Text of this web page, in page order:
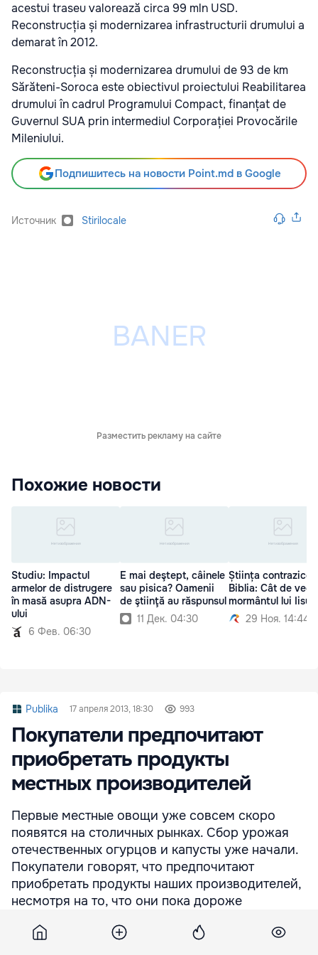
acestui traseu valorează circa 99 mln USD.
Reconstrucția și modernizarea infrastructurii drumului a
demarat în 2012.
Reconstrucția și modernizarea drumului de 93 de km
Sărăteni-Soroca este obiectivul proiectului Reabilitarea
drumului în cadrul Programului Compact, finanțat de
Guvernul SUA prin intermediul Corporației Provocările
Mileniului.
Подпишитесь на новости Point.md в Google
Источник Stirilocale
Разместить рекламу на сайте
Похожие новости
Studiu: Impactul
armelor de distrugere
în masă asupra ADN-
ului
6 Фев. 06:30
E mai deştept, câinele
sau pisica? Oamenii
de ştiinţă au răspunsul
11 Дек. 04:30
Știința contrazice
Biblia: Cât de
mormântul lui Iisus
29 Ноя. 14:44
Publika 17 апреля 2013, 18:30 993
Покупатели предпочитают
приобретать продукты
местных производителей
Первые местные овощи уже совсем скоро
появятся на столичных рынках. Сбор урожая
отечественных огурцов и капусты уже начали.
Покупатели говорят, что предпочитают
приобретать продукты наших производителей,
несмотря на то, что они пока дороже